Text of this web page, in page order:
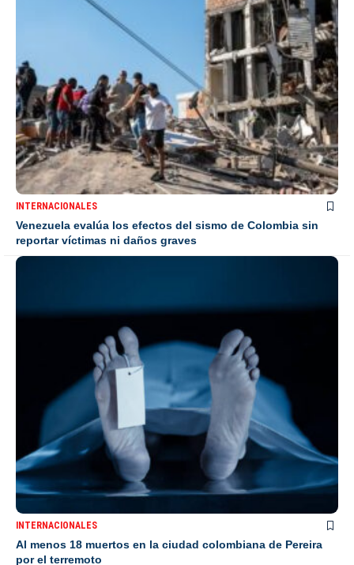
INTERNACIONALES
Venezuela evalúa los efectos del sismo de Colombia sin
reportar víctimas ni daños graves
INTERNACIONALES
Al menos 18 muertos en la ciudad colombiana de Pereira
por el terremoto